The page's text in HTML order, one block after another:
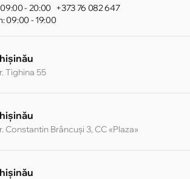
09:00 - 20:00
09:00 - 19:00
+373 76 082 647
Tighina 55
Constantin Brâncuși 3, CC «Plaza»